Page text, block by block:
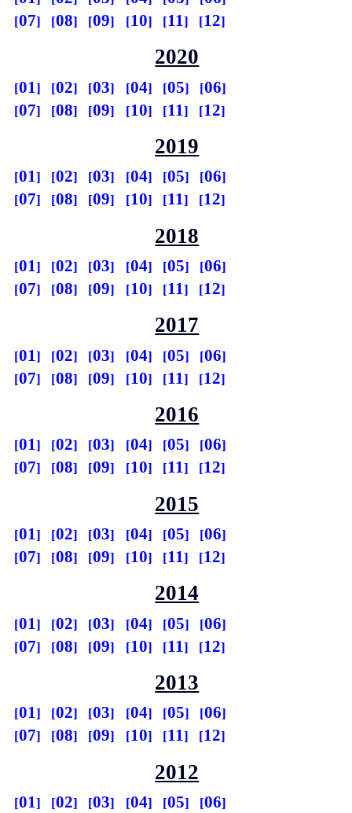
07
08 09 10 11 12
2020
01 02 03 04 05
06
07
08 09 10 11 12
2019
01 02 03 04 05
06
07
08 09 10 11 12
2018
01 02 03 04 05
06
07
08 09 10 11 12
2017
01 02 03 04 05
06
07
08 09 10 11 12
2016
01 02 03 04 05
06
07
08 09 10 11 12
2015
01 02 03 04 05
06
07
08 09 10 11 12
2014
01 02 03 04 05
06
07
08 09 10 11 12
2013
01 02 03 04 05
06
07
08 09 10 11 12
2012
01 02 03 04 05
06